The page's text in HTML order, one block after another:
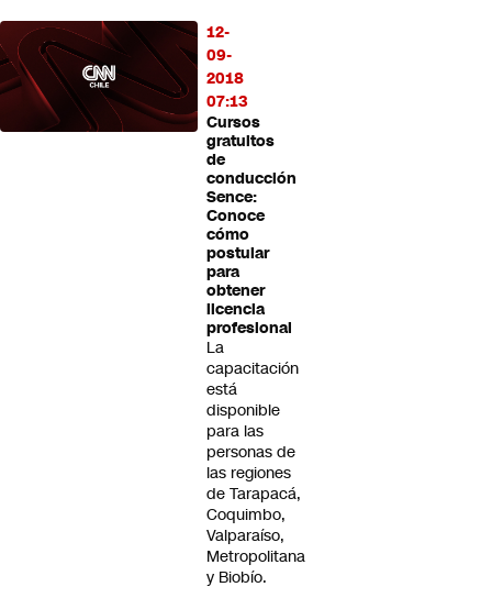
12-
09-
2018
07:13
Cursos
gratuitos
de
conducción
Sence:
Conoce
cómo
postular
para
obtener
licencia
profesional
La
capacitación
está
disponible
para las
personas de
las regiones
de Tarapacá,
Coquimbo,
Valparaíso,
Metropolitana
y Biobío.